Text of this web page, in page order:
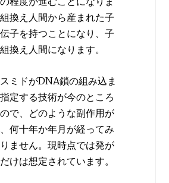
換え人間から産まれた子
子を持つことになり、子
換え人間になります。
ミドがDNA鎖の組み込ま
定する技術が今のところ
で、どのような副作用が
何十年か年月が経ってみ
ません。現時点では発が
けは想定されています。